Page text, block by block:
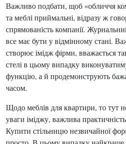
Важливо подбати, щоб «обличчя
та меблі приймальні, відразу ж
спрямованість компанії.
все має бути у відмінному стані.
створює імідж фірми, вважається
стелі в цьому випадку
функцію, а й продемонструють
часом.
Щодо меблів для квартири, то тут
уваги іміджу, важлива
Купити стільницю незвичайної